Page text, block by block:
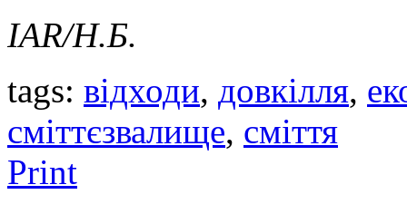
IAR/Н.Б.
tags: відходи, довкілля,
сміттєзвалище, сміття
Print